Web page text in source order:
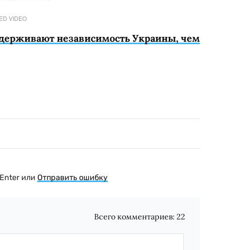
VIDEO
независимость Украины, чем
или Отправить ошибку
Всего комментариев:22